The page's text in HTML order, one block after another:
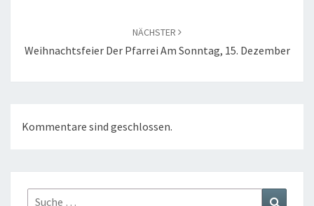
NÄCHSTER
Weihnachtsfeier Der Pfarrei Am Sonntag, 15. Dezember
Kommentare sind geschlossen.
Suche